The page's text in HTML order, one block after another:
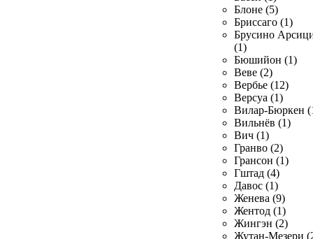
Блоне (5)
Бриссаго (1)
Брусино
(1)
Бюшийон (1)
Веве (2)
Вербье (12)
Версуа (1)
Вилар-Бюркен
Вильнёв (1)
Вич (1)
Гранво (2)
Грансон (1)
Гштад (4)
Давос (1)
Женева (9)
Жентод (1)
Жингэн (2)
Жутан-Мезери